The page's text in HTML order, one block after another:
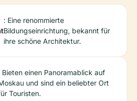
: Eine renommierte
Bildungseinrichtung, bekannt für
ihre schöne Architektur.
Bieten einen Panoramablick auf
und sind ein beliebter Ort
Touristen.